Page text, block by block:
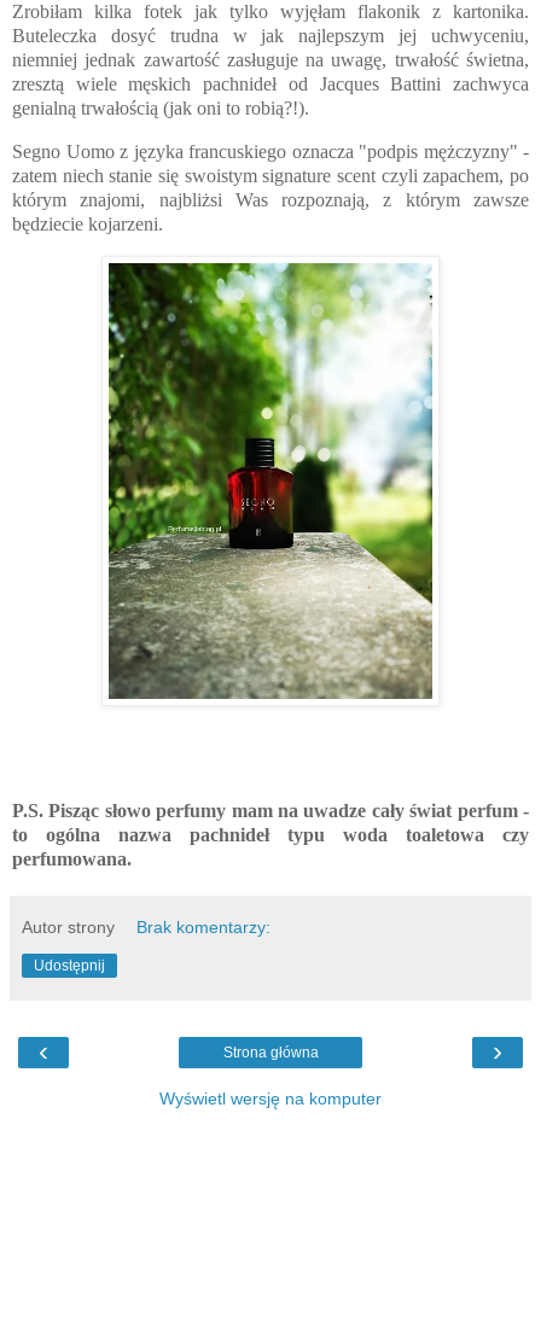
Zrobiłam kilka fotek jak tylko wyjęłam flakonik z kartonika.
Buteleczka dosyć trudna w jak najlepszym jej uchwyceniu,
niemniej jednak zawartość zasługuje na uwagę, trwałość świetna,
zresztą wiele męskich pachnideł od Jacques Battini zachwyca
genialną trwałością (jak oni to robią?!).
Segno Uomo z języka francuskiego oznacza "podpis mężczyzny" -
zatem niech stanie się swoistym signature scent czyli zapachem, po
którym znajomi, najbliżsi Was rozpoznają, z którym zawsze
będziecie kojarzeni.
P.S. Pisząc słowo perfumy mam na uwadze cały świat perfum -
to ogólna nazwa pachnideł typu woda toaletowa czy
perfumowana.
Autor strony Brak komentarzy:
Udostępnij
‹ ›
Strona główna
Wyświetl wersję na komputer